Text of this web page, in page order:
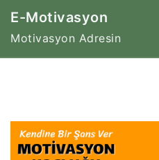
İçeriğe
E-Motivasyon
Motivasyon Adresin